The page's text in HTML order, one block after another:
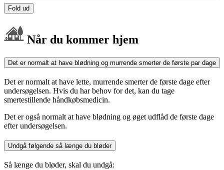
Fold ud
Når du kommer hjem
Det er normalt at have blødning og murrende smerter de første par dage
Det er normalt at have lette, murrende smerter de første dage efter
undersøgelsen. Hvis du har behov for det, kan du tage
smertestillende håndkøbsmedicin.
Det er også normalt at have blødning og øget udflåd de første dage
efter undersøgelsen.
Undgå følgende så længe du bløder
Så længe du bløder, skal du undgå: